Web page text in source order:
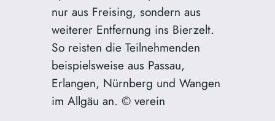
nur aus Freising, sondern aus
weiterer Entfernung ins Bierzelt.
So reisten die Teilnehmenden
beispielsweise aus Passau,
Erlangen, Nürnberg und Wangen
im Allgäu an. © verein